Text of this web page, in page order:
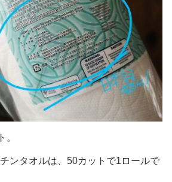
。
ンタオルは、50カットで1ロールで